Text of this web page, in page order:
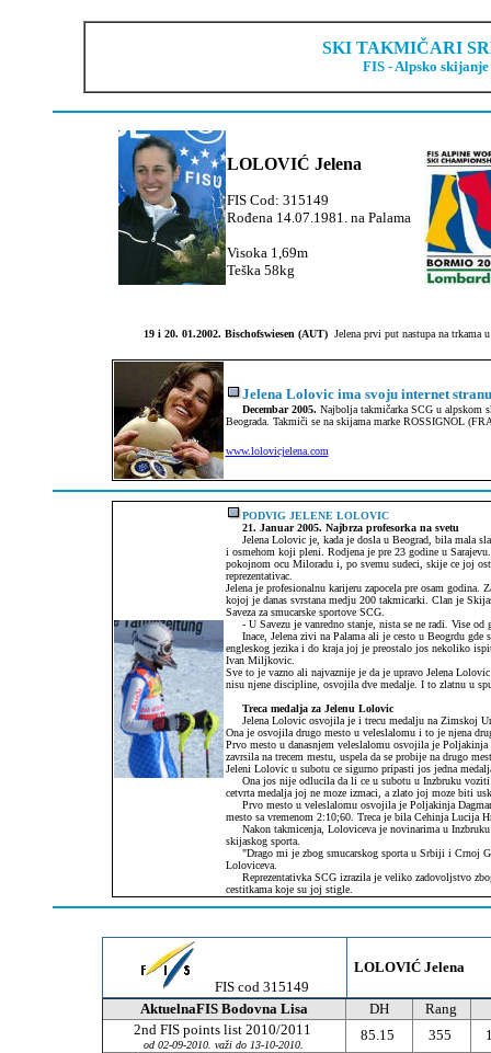
SKI TAKMIČARI
FIS - Alpsko skijanje
LOLOVIĆ Jelena
FIS Cod: 315149
Rođena 14.07.1981. na Palama
Visoka 1,69m
Teška 58kg
19 i 20. 01.2002. Bischofswiesen (AUT) Jelena prvi put nastupa na trkama
Jelena Lolovic ima svoju internet stranu
Decembar 2005. Najbolja takmičarka SCG u alpskom
Beograda. Takmiči se na skijama marke ROSSIGNOL
www.lolovicjelena.com
PODVIG JELENE LOLOVIC
21. Januar 2005. Najbrza profesorka na svetu
Jelena Lolovic je, kada je dosla u Beograd, bila mala
i osmehom koji pleni. Rodjena je pre 23 godine u
pokojnom ocu Miloradu i, po svemu sudeci, skije ce joj
reprezentativac.
Jelena je profesionalnu karijeru zapocela pre osam
kojoj je danas svrstana medju 200 takmicarki. Clan je
Saveza za smucarske sportove SCG.
- U Savezu je vanredno stanje, nista se ne radi. Vise od
Inace, Jelena zivi na Palama ali je cesto u Beogrdu gde
engleskog jezika i do kraja joj je preostalo jos nekoliko
Ivan Miljkovic.
Sve to je vazno ali najvaznije je da je upravo Jelena
nisu njene discipline, osvojila dve medalje. I to zlatnu u
Treca medalja za Jelenu Lolovic
Jelena Lolovic osvojila je i trecu medalju na Zimskoj
Ona je osvojila drugo mesto u veleslalomu i to je njena
Prvo mesto u danasnjem veleslalomu osvojila je
zavrsila na trecem mestu, uspela da se probije na drugo
Jeleni Lolovic u subotu ce sigurno pripasti jos jedna
Ona jos nije odlucila da li ce u subotu u Inzbruku voziti
cetvrta medalja joj ne moze izmaci, a zlato joj moze biti
Prvo mesto u veleslalomu osvojila je Poljakinja
mesto sa vremenom 2:10;60. Treca je bila Cehinja Lucija
Nakon takmicenja, Loloviceva je novinarima u Inzbruku
skijaskog sporta.
"Drago mi je zbog smucarskog sporta u Srbiji i Crnoj
Loloviceva.
Reprezentativka SCG izrazila je veliko zadovoljstvo
cestitkama koje su joj stigle.
FIS cod 315149
LOLOVIĆ Jelena
AktuelnaFIS Bodovna Lisa DH
Rang
2nd FIS points list 2010/2011
od 02-09-2010. važi do 13-10-2010.
85.15 355